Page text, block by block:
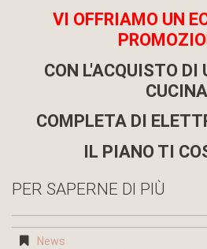
VI OFFRIAMO UN
CON L'ACQUISTO DI
CUCINA
COMPLETA DI
IL PIANO TI
PER SAPERNE DI PIÙ
News